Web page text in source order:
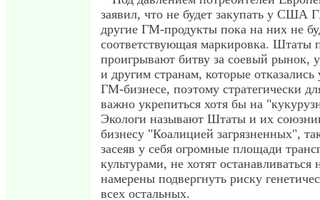
заявил, что не будет закупать у США
другие ГМ-продукты пока на них не
соответствующая маркировка. Штаты
проигрывают битву за соевый рынок,
и другим странам, которые отказались
ГМ-бизнесе, поэтому стратегически
важно укрепиться хотя бы на
Экологи называют Штаты и их
бизнесу "Коалицией загрязненных",
засеяв у себя огромные площади
культурами, не хотят останавливаться
намерены подвергнуть риску
всех остальных.